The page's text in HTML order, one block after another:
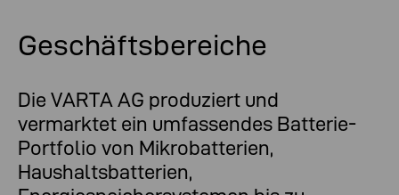
Geschäftsbereiche
Die VARTA AG produziert und
vermarktet ein umfassendes Batterie-
Portfolio von Mikrobatterien,
Haushaltsbatterien,